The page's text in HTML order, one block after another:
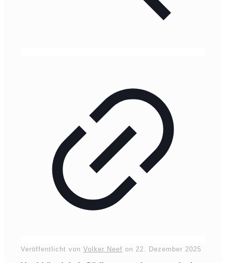
Veröffentlicht von Volker Neef on 22. Dezember 2025